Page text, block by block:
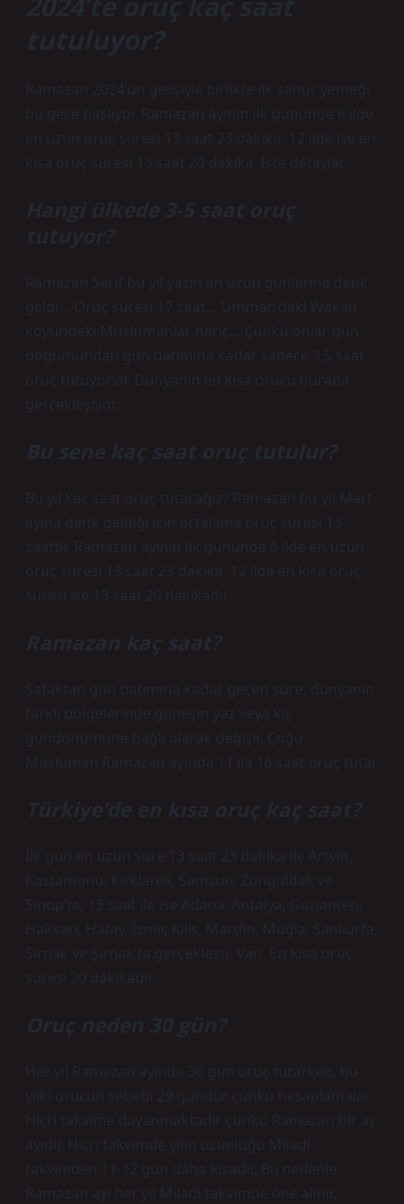
tutuluyor?
Ramazan 2024’ün gelişiyle birlikte ilk sahur yemeği
bu gece başlıyor. Ramazan ayının ilk gününde 6 ilde
en uzun oruç süresi 13 saat 23 dakika, 12 ilde ise en
kısa oruç süresi 13 saat 20 dakika. İşte detaylar.
Hangi ülkede 3-5 saat oruç
tutuyor?
Ramazan Şerif bu yıl yazın en uzun günlerine denk
geldi… Oruç süresi 17 saat… Umman’daki Wakan
köyündeki Müslümanlar hariç… Çünkü onlar gün
doğumundan gün batımına kadar sadece 3,5 saat
oruç tutuyorlar. Dünyanın en kısa orucu burada
gerçekleşiyor.
Bu sene kaç saat oruç tutulur?
Bu yıl kaç saat oruç tutacağız? Ramazan bu yıl Mart
ayına denk geldiği için ortalama oruç süresi 13
saattir. Ramazan ayının ilk gününde 6 ilde en uzun
oruç süresi 13 saat 23 dakika, 12 ilde en kısa oruç
süresi ise 13 saat 20 dakikadır.
Ramazan kaç saat?
Şafaktan gün batımına kadar geçen süre, dünyanın
farklı bölgelerinde güneşin yaz veya kış
gündönümüne bağlı olarak değişir. Çoğu
Müslüman Ramazan ayında 11 ila 16 saat oruç tutar.
Türkiye’de en kısa oruç kaç saat?
İlk gün en uzun süre 13 saat 23 dakika ile Artvin,
Kastamonu, Kırklareli, Samsun, Zonguldak ve
Sinop’ta; 13 saat ile ise Adana, Antalya, Gaziantep,
Hakkari, Hatay, İzmir, Kilis, Mardin, Muğla, Şanlıurfa,
Şırnak ve Şırnak’ta gerçekleşti. Van. En kısa oruç
süresi 20 dakikadır.
Oruç neden 30 gün?
Her yıl Ramazan ayında 30 gün oruç tutarken, bu
yılki orucun sebebi 29 gündür çünkü hesaplamalar
Hicri takvime dayanmaktadır çünkü Ramazan bir ay
ayıdır. Hicri takvimde yılın uzunluğu Miladi
takvimden 11-12 gün daha kısadır. Bu nedenle
Ramazan ayı her yıl Miladi takvimde öne alınır.